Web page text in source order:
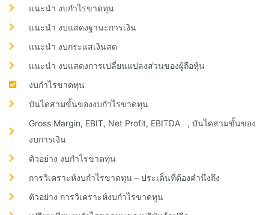
แนะนำ งบกำไรขาดทุน
แนะนำ งบแสดงฐานะการเงิน
แนะนำ งบกระแสเงินสด
แนะนำ งบแสดงการเปลี่ยนแปลงส่วนของผู้ถือหุ้น
งบกำไรขาดทุน
บันไดสามขั้นของงบกำไรขาดทุน
Gross Margin, EBIT, Net Profit, EBITDA , บันไดสามขั้นของ
งบการเงิน
ตัวอย่าง งบกำไรขาดทุน
การวิเคราะห์งบกำไรขาดทุน – ประเด็นที่ต้องคำนึงถึง
ตัวอย่าง การวิเคราะห์งบกำไรขาดทุน